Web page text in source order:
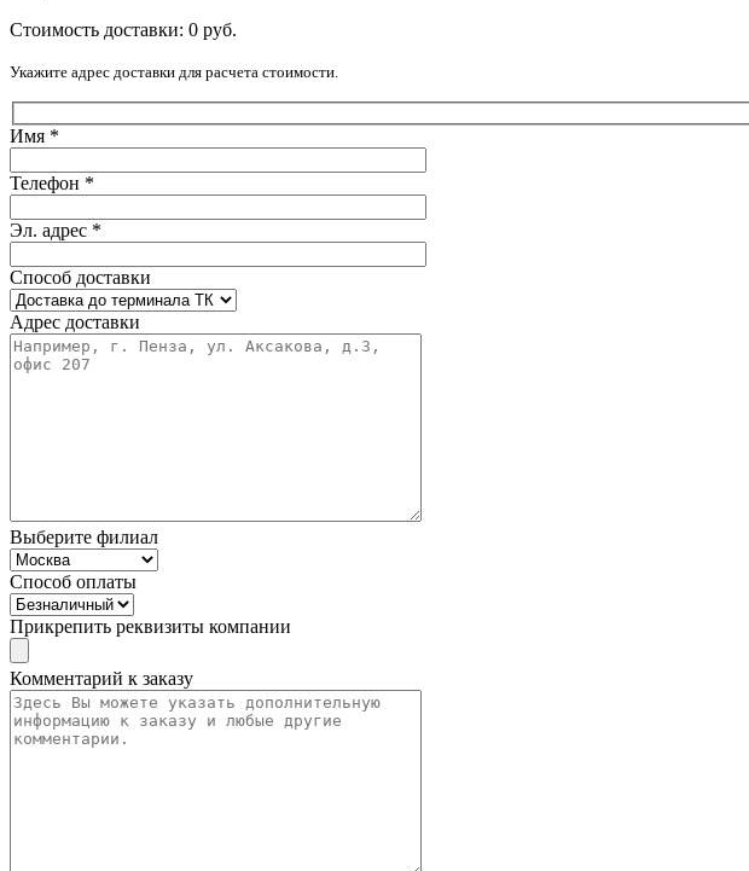
Стоимость доставки: 0 руб.
Укажите адрес доставки для расчета стоимости.
Имя *
Телефон *
Эл. адрес *
Способ доставки
Адрес доставки
Выберите филиал
Способ оплаты
Прикрепить реквизиты компании
Комментарий к заказу